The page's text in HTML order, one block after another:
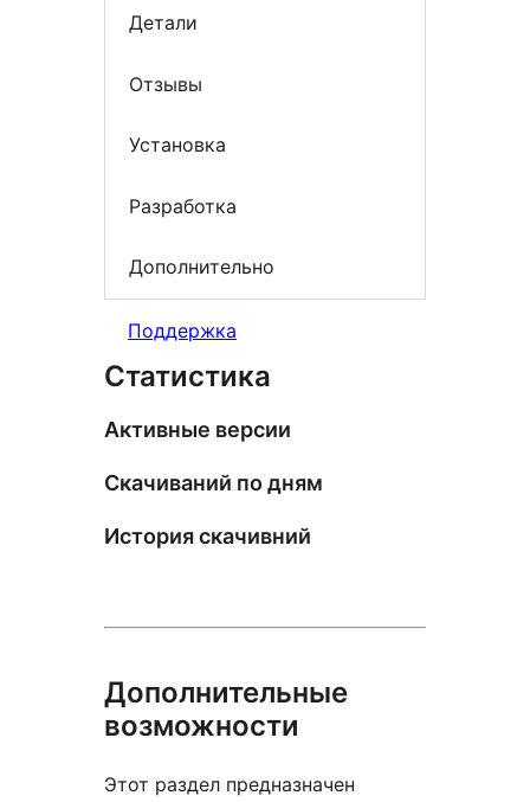
Детали
Отзывы
Установка
Разработка
Дополнительно
Поддержка
Статистика
Активные версии
Скачиваний по дням
История скачивний
Дополнительные
возможности
Этот раздел предназначен